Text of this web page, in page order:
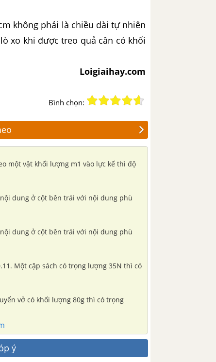
không phải là chiều dài tự nhiên
xo khi được treo quả cân có khối
Loigiaihay.com
Bình chọn:
một vật khối lượng m1 vào lực kế thì độ
dung ở cột bên trái với nội dung phù
dung ở cột bên trái với nội dung phù
Một cặp sách có trọng lượng 35N thì có
vở có khối lượng 80g thì có trọng
ý